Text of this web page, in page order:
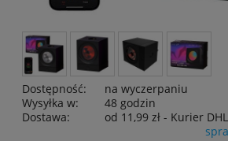
Dostępność:
na wyczerpaniu
Wysyłka w:
48 godzin
Dostawa:
od 11,99 zł - Kurier DHL
Cena nie zawiera ewentualnych